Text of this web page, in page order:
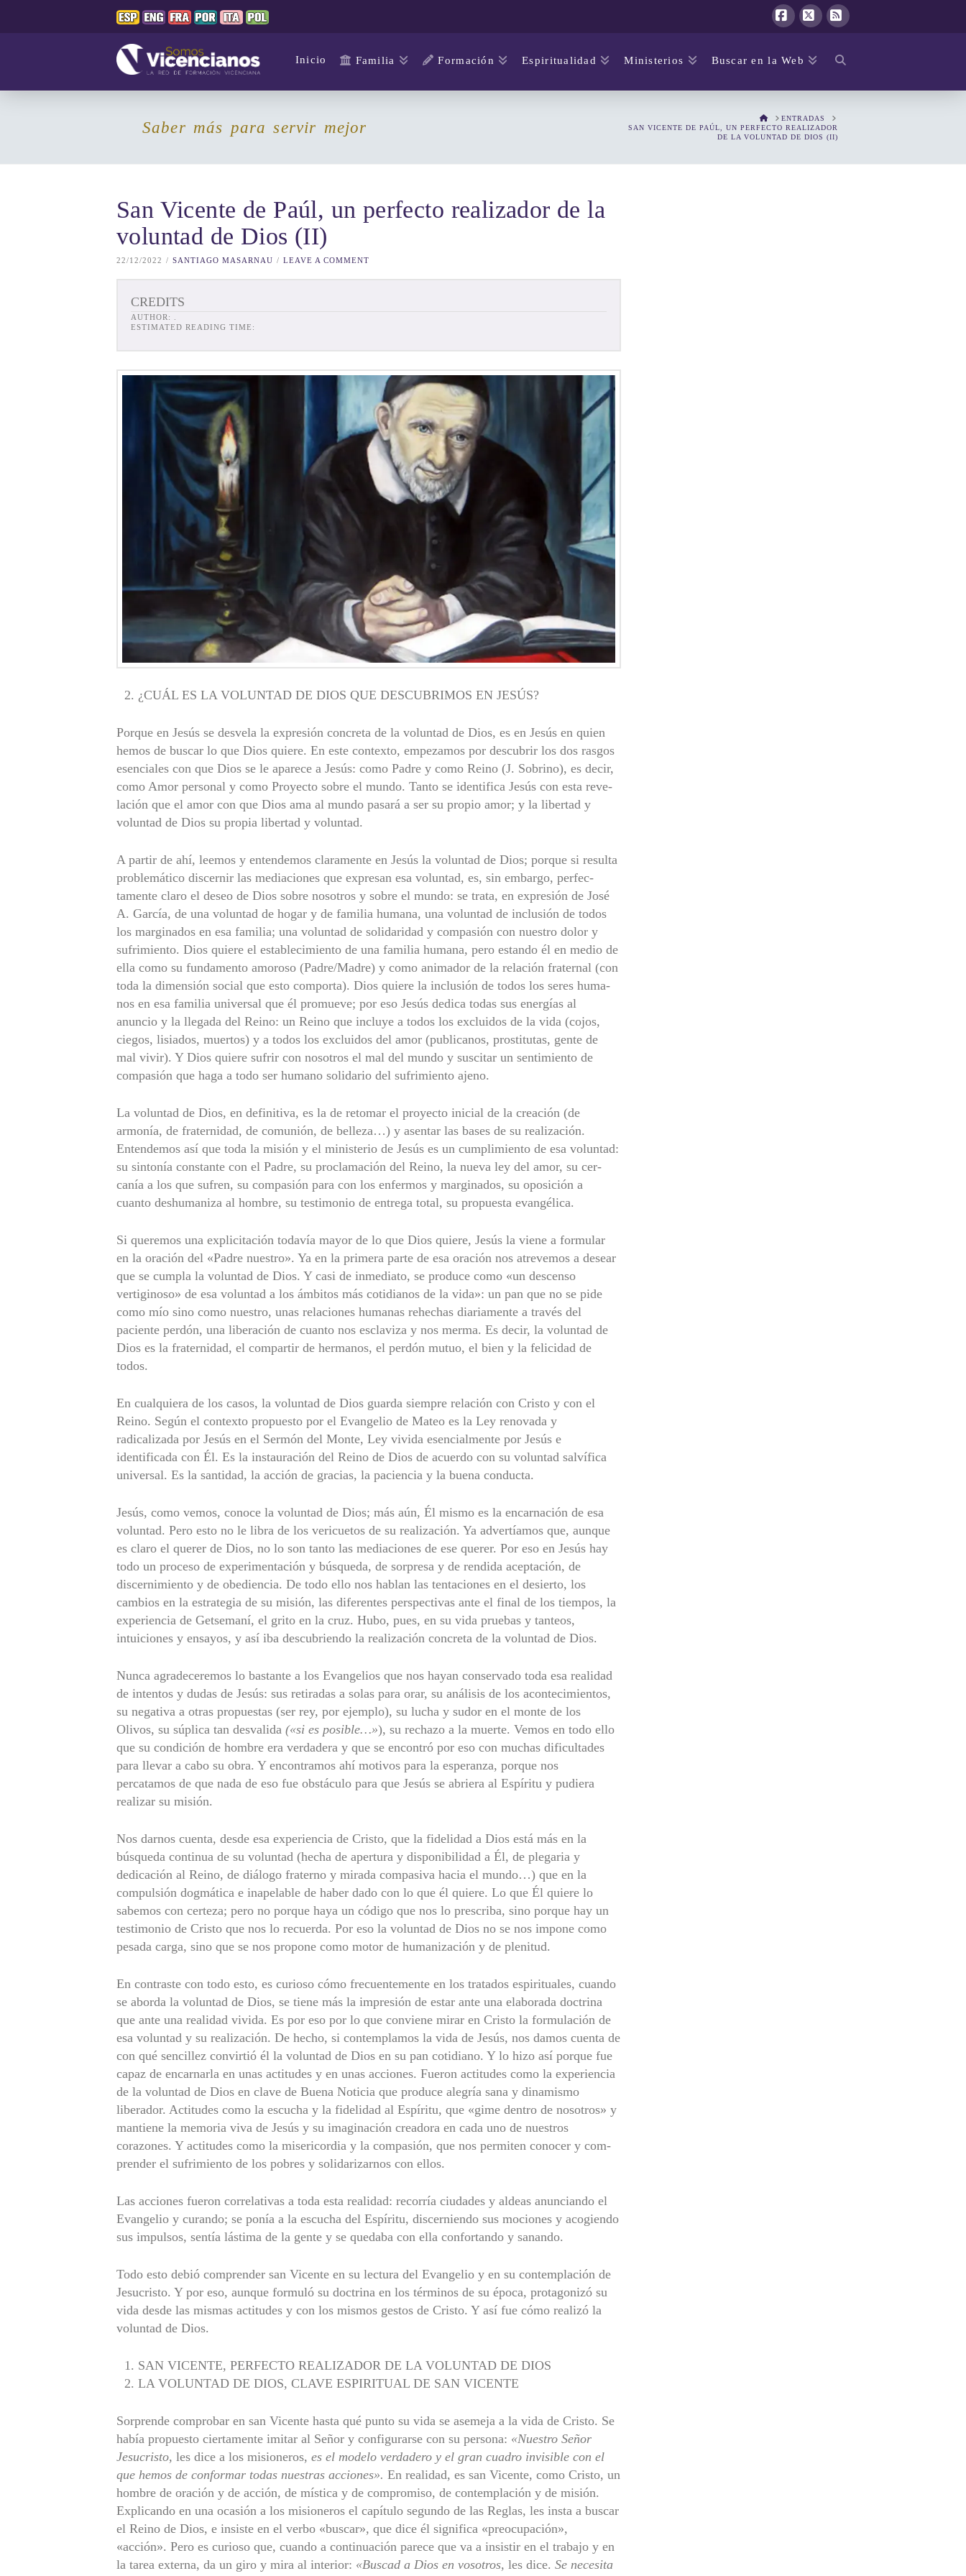
Inicio Familia Formación Espiritualidad Ministerios Buscar en la Web
Saber más para servir mejor
HOMEENTRADAS
SAN VICENTE DE PAÚL, UN PERFECTO REALIZADOR
DE LA VOLUNTAD DE DIOS (II)
San Vicente de Paúl, un perfecto realizador de la
voluntad de Dios (II)
22/12/2022 SANTIAGO MASARNAU LEAVE A COMMENT
CREDITS
AUTHOR:
ESTIMATED READING TIME:
¿CUÁL ES LA VOLUNTAD DE DIOS QUE DESCUBRIMOS EN JESÚS?
Porque en Jesús se desvela la expresión concreta de la volun­tad de Dios, es en Jesús en quien
hemos de buscar lo que Dios quiere. En este contexto, empezamos por descubrir los dos ras­gos
esenciales con que Dios se le aparece a Jesús: como Padre y como Reino (J. Sobrino), es decir,
como Amor personal y como Proyecto sobre el mundo. Tanto se identifica Jesús con esta reve­
lación que el amor con que Dios ama al mundo pasará a ser su propio amor; y la libertad y
voluntad de Dios su propia libertad y voluntad.
A partir de ahí, leemos y entendemos claramente en Jesús la voluntad de Dios; porque si resulta
problemático discernir las mediaciones que expresan esa voluntad, es, sin embargo, perfec­
tamente claro el deseo de Dios sobre nosotros y sobre el mundo: se trata, en expresión de José
A. García, de una voluntad de hogar y de familia humana, una voluntad de inclusión de todos
los marginados en esa familia; una voluntad de solidaridad y compasión con nuestro dolor y
sufrimiento. Dios quiere el esta­blecimiento de una familia humana, pero estando él en medio de
ella como su fundamento amoroso (Padre/Madre) y como ani­mador de la relación fraternal (con
toda la dimensión social que esto comporta). Dios quiere la inclusión de todos los seres huma­
nos en esa familia universal que él promueve; por eso Jesús dedi­ca todas sus energías al
anuncio y la llegada del Reino: un Reino que incluye a todos los excluidos de la vida (cojos,
ciegos, lisia­dos, muertos) y a todos los excluidos del amor (publicanos, pros­titutas, gente de
mal vivir). Y Dios quiere sufrir con nosotros el mal del mundo y suscitar un sentimiento de
compasión que haga a todo ser humano solidario del sufrimiento ajeno.
La voluntad de Dios, en definitiva, es la de retomar el proyec­to inicial de la creación (de
armonía, de fraternidad, de comu­nión, de belleza…) y asentar las bases de su realización.
Enten­demos así que toda la misión y el ministerio de Jesús es un cumplimiento de esa voluntad:
su sintonía constante con el Padre, su proclamación del Reino, la nueva ley del amor, su cer­
canía a los que sufren, su compasión para con los enfermos y marginados, su oposición a
cuanto deshumaniza al hombre, su testimonio de entrega total, su propuesta evangélica.
Si queremos una explicitación todavía mayor de lo que Dios quiere, Jesús la viene a formular
en la oración del «Padre nues­tro». Ya en la primera parte de esa oración nos atrevemos a dese­ar
que se cumpla la voluntad de Dios. Y casi de inmediato, se produce como «un descenso
vertiginoso» de esa voluntad a los ámbitos más cotidianos de la vida»: un pan que no se pide
como mío sino como nuestro, unas relaciones humanas rehechas dia­riamente a través del
paciente perdón, una liberación de cuanto nos esclaviza y nos merma. Es decir, la voluntad de
Dios es la fraternidad, el compartir de hermanos, el perdón mutuo, el bien y la felicidad de
todos.
En cualquiera de los casos, la voluntad de Dios guarda siem­pre relación con Cristo y con el
Reino. Según el contexto pro­puesto por el Evangelio de Mateo es la Ley renovada y
radicalizada por Jesús en el Sermón del Monte, Ley vivida esen­cialmente por Jesús e
identificada con Él. Es la instauración del Reino de Dios de acuerdo con su voluntad salvífica
universal. Es la santidad, la acción de gracias, la paciencia y la buena conducta.
Jesús, como vemos, conoce la voluntad de Dios; más aún, Él mismo es la encarnación de esa
voluntad. Pero esto no le libra de los vericuetos de su realización. Ya advertíamos que, aunque
es claro el querer de Dios, no lo son tanto las mediaciones de ese querer. Por eso en Jesús hay
todo un proceso de experimentación y búsqueda, de sorpresa y de rendida aceptación, de
discerni­miento y de obediencia. De todo ello nos hablan las tentacio­nes en el desierto, los
cambios en la estrategia de su misión, las diferentes perspectivas ante el final de los tiempos, la
experien­cia de Getsemaní, el grito en la cruz. Hubo, pues, en su vida pruebas y tanteos,
intuiciones y ensayos, y así iba descubriendo la realización concreta de la voluntad de Dios.
Nunca agradeceremos lo bastante a los Evangelios que nos hayan conservado toda esa realidad
de intentos y dudas de Jesús: sus retiradas a solas para orar, su análisis de los acontecimientos,
su negativa a otras propuestas (ser rey, por ejemplo), su lucha y sudor en el monte de los
Olivos, su súplica tan desvalida («si es posible…»), su rechazo a la muerte. Vemos en todo ello
que su condición de hombre era verdadera y que se encontró por eso con muchas dificultades
para llevar a cabo su obra. Y encon­tramos ahí motivos para la esperanza, porque nos
percatamos de que nada de eso fue obstáculo para que Jesús se abriera al Espí­ritu y pudiera
realizar su misión.
Nos darnos cuenta, desde esa experiencia de Cristo, que la fidelidad a Dios está más en la
búsqueda continua de su voluntad (hecha de apertura y disponibilidad a Él, de plegaria y
dedicación al Reino, de diálogo fraterno y mirada compasiva hacia el mundo…) que en la
compulsión dogmática e inapelable de haber dado con lo que él quiere. Lo que Él quiere lo
sabemos con cer­teza; pero no porque haya un código que nos lo prescriba, sino porque hay un
testimonio de Cristo que nos lo recuerda. Por eso la voluntad de Dios no se nos impone como
pesada carga, sino que se nos propone como motor de humanización y de plenitud.
En contraste con todo esto, es curioso cómo frecuentemente en los tratados espirituales, cuando
se aborda la voluntad de Dios, se tiene más la impresión de estar ante una elaborada doc­trina
que ante una realidad vivida. Es por eso por lo que convie­ne mirar en Cristo la formulación de
esa voluntad y su realiza­ción. De hecho, si contemplamos la vida de Jesús, nos damos cuenta de
con qué sencillez convirtió él la voluntad de Dios en su pan cotidiano. Y lo hizo así porque fue
capaz de encarnarla en unas actitudes y en unas acciones. Fueron actitudes como la experiencia
de la voluntad de Dios en clave de Buena Noticia que produce alegría sana y dinamismo
liberador. Actitudes como la escucha y la fidelidad al Espíritu, que «gime dentro de nos­otros» y
mantiene la memoria viva de Jesús y su imaginación creadora en cada uno de nuestros
corazones. Y actitudes como la misericordia y la compasión, que nos permiten conocer y com­
prender el sufrimiento de los pobres y solidarizarnos con ellos.
Las acciones fueron correlativas a toda esta realidad: recorría ciudades y aldeas anunciando el
Evangelio y curando; se ponía a la escucha del Espíritu, discerniendo sus mociones y acogiendo
sus impulsos, sentía lástima de la gente y se quedaba con ella confortando y sanando.
Todo esto debió comprender san Vicente en su lectura del Evangelio y en su contemplación de
Jesucristo. Y por eso, aun­que formuló su doctrina en los términos de su época, protagoni­zó su
vida desde las mismas actitudes y con los mismos gestos de Cristo. Y así fue cómo realizó la
voluntad de Dios.
SAN VICENTE, PERFECTO REALIZADOR DE LA VOLUNTAD DE DIOS
LA VOLUNTAD DE DIOS, CLAVE ESPIRITUAL DE SAN VICENTE
Sorprende comprobar en san Vicente hasta qué punto su vida se asemeja a la vida de Cristo. Se
había propuesto ciertamente imitar al Señor y configurarse con su persona: «Nuestro Señor
Jesucristo, les dice a los misioneros, es el modelo verdadero y el gran cuadro invisible con el
que hemos de conformar todas nuestras acciones». En realidad, es san Vicente, como Cristo, un
hombre de oración y de acción, de mística y de compromiso, de contemplación y de misión.
Explicando en una ocasión a los misioneros el capítulo segundo de las Reglas, les insta a buscar
el Reino de Dios, e insiste en el verbo «buscar», que dice él sig­nifica «preocupación»,
«acción». Pero es curioso que, cuando a continuación parece que va a insistir en el trabajo y en
la tarea externa, da un giro y mira al interior: «Buscad a Dios en vos­otros, les dice. Se necesita